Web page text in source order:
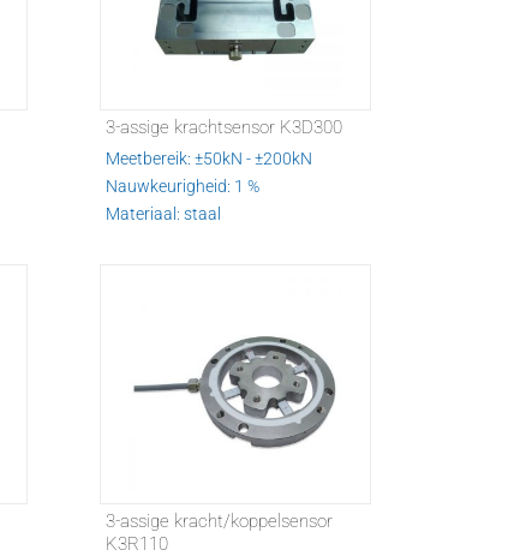
3-assige krachtsensor K3D300
Meetbereik: ±50kN - ±200kN
Nauwkeurigheid: 1 %
Materiaal: staal
3-assige kracht/koppelsensor
K3R110